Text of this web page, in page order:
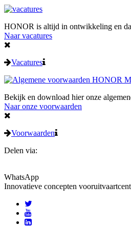
HONOR is altijd in ontwikkeling en
Naar vacatures
Vacatures
Bekijk en download hier onze
Naar onze voorwaarden
Voorwaarden
Delen via:
WhatsApp
Innovatieve concepten voor